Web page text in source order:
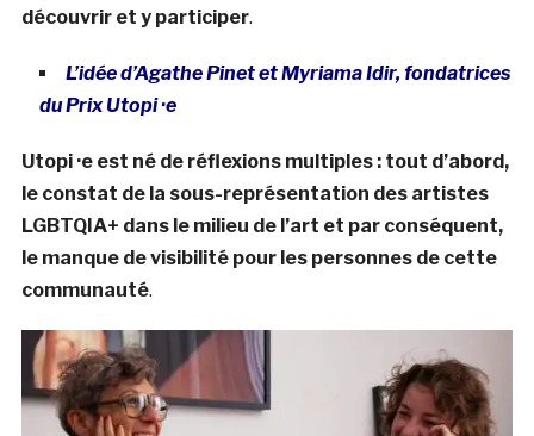
découvrir et y participer.
L’idée d’Agathe Pinet et Myriama Idir, fondatrices
du Prix Utopi ·e
Utopi ·e est né de réflexions multiples : tout d’abord,
le constat de la sous-représentation des artistes
LGBTQIA+ dans le milieu de l’art et par conséquent,
le manque de visibilité pour les personnes de cette
communauté.